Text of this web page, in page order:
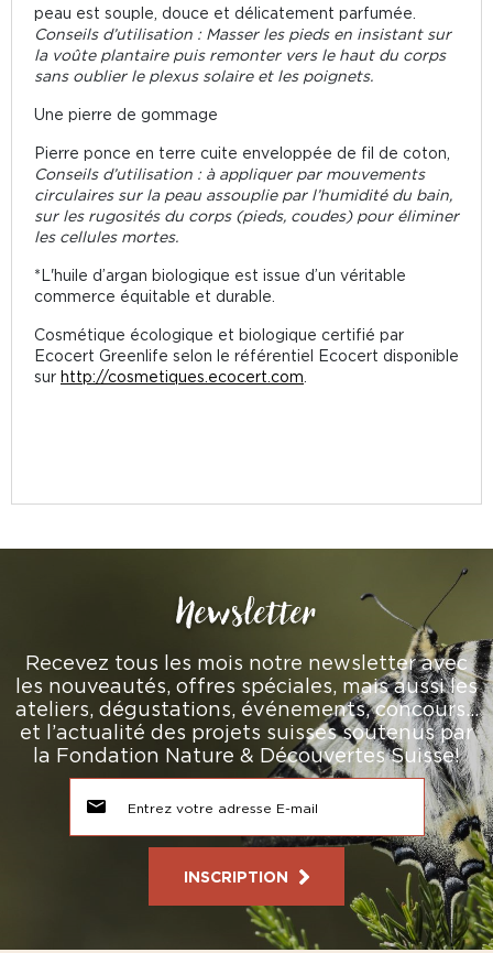
peau est souple, douce et délicatement parfumée.
Conseils d’utilisation : Masser les pieds en insistant sur
la voûte plantaire puis remonter vers le haut du corps
sans oublier le plexus solaire et les poignets.
Une pierre de gommage
Pierre ponce en terre cuite enveloppée de fil de coton,
Conseils d’utilisation : à appliquer par mouvements
circulaires sur la peau assouplie par l’humidité du bain,
sur les rugosités du corps (pieds, coudes) pour éliminer
les cellules mortes.
*L'huile d’argan biologique est issue d’un véritable
commerce équitable et durable.
Cosmétique écologique et biologique certifié par
Ecocert Greenlife selon le référentiel Ecocert disponible
sur http://cosmetiques.ecocert.com
Newsletter
Recevez tous les mois notre newsletter avec
les nouveautés, offres spéciales, mais aussi les
ateliers, dégustations, événements, concours…
et l’actualité des projets suisses soutenus par
la Fondation Nature & Découvertes Suisse!
INSCRIPTION